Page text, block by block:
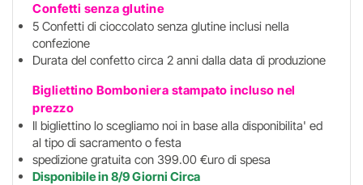
Confetti senza glutine
5 Confetti di cioccolato senza glutine inclusi nella
confezione
Durata del confetto circa 2 anni dalla data di produzione
Bigliettino Bomboniera stampato incluso nel
prezzo
Il bigliettino lo scegliamo noi in base alla disponibilita' ed
al tipo di sacramento o festa
spedizione gratuita con 399.00 €uro di spesa
Disponibile in 8/9 Giorni Circa